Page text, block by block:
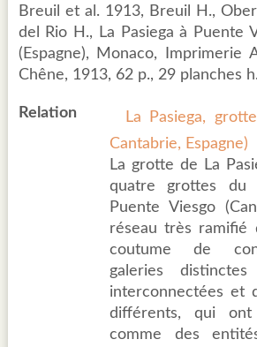
Breuil et al. 1913, Breuil H.,
del Rio H., La Pasiega à Puente
(Espagne), Monaco, Imprimerie
Chêne, 1913, 62 p., 29 planches
Relation
La Pasiega,
Cantabrie, Espagne)
La grotte de La
quatre grottes du
Puente Viesgo
réseau très ramifié
coutume de
galeries
interconnectées et
différents, qui
comme des